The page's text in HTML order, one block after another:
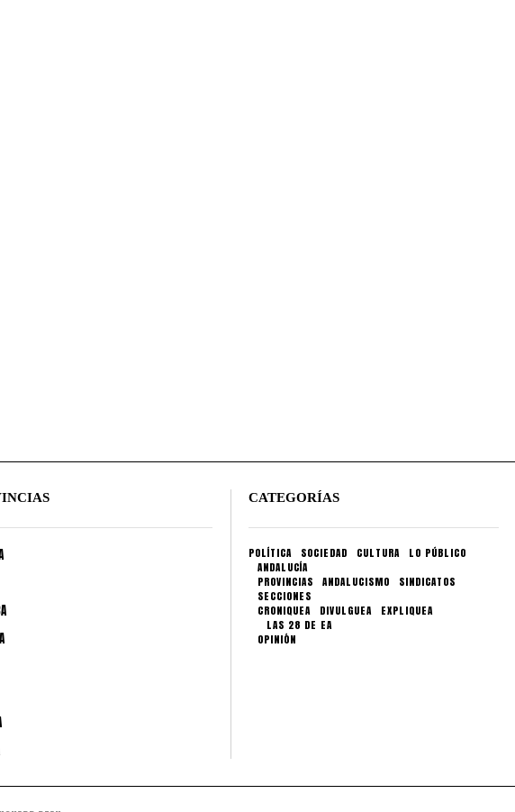
CATEGORÍAS
POLÍTICA SOCIEDAD CULTURA
LO PÚBLICO
ANDALUCÍA
PROVINCIAS
ANDALUCISMO
SINDICATOS
SECCIONES
CRONIQUEA
DIVULGUEA
EXPLIQUEA
LAS 28 DE EA
OPINIÓN